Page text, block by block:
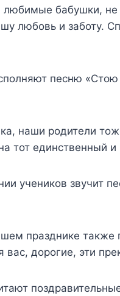
бабушки, не
любовь и заботу.
песню «Стою
наши родители
тот единственный
учеников звучит
празднике также
вас, дорогие, эти